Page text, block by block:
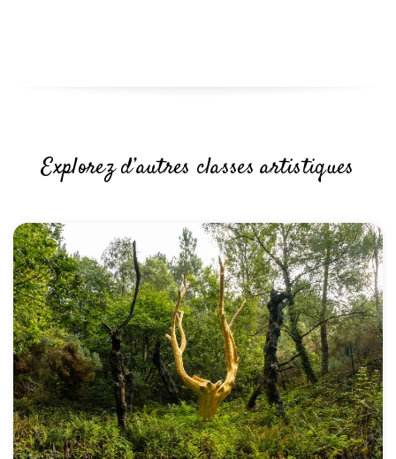
Explorez d’autres classes artistiques